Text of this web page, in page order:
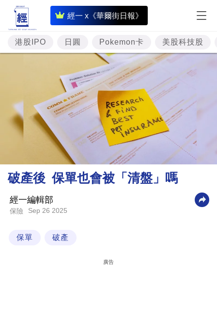
經一 x《華爾街日報》
即
時
財
經
題
投
資
市
理
財
業
技
港股IPO 日圓 Pokemon卡 美股科技股
破產後 保單也會被「清盤」嗎
經一編輯部
保險 Sep 26 2025
保單 破產
廣告